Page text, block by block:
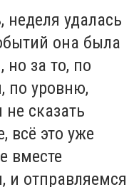
удалась
она была
за то, по
по уровню,
сказать
всё это уже
вместе
и отправляемся